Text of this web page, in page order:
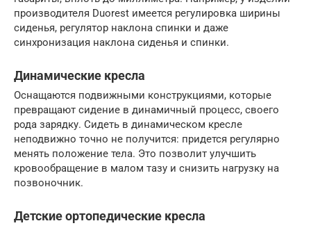
производителя Duorest имеется регулировка ширины
сиденья, регулятор наклона спинки и даже
синхронизация наклона сиденья и спинки.
Динамические кресла
Оснащаются подвижными конструкциями, которые
превращают сидение в динамичный процесс, своего
рода зарядку. Сидеть в динамическом кресле
неподвижно точно не получится: придется регулярно
менять положение тела. Это позволит улучшить
кровообращение в малом тазу и снизить нагрузку на
позвоночник.
Детские ортопедические кресла